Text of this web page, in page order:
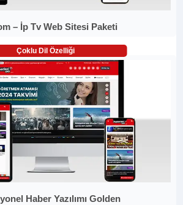
– İp Tv Web Sitesi Paketi
Çoklu Dil Özelliği
Haber Yazılımı Golden